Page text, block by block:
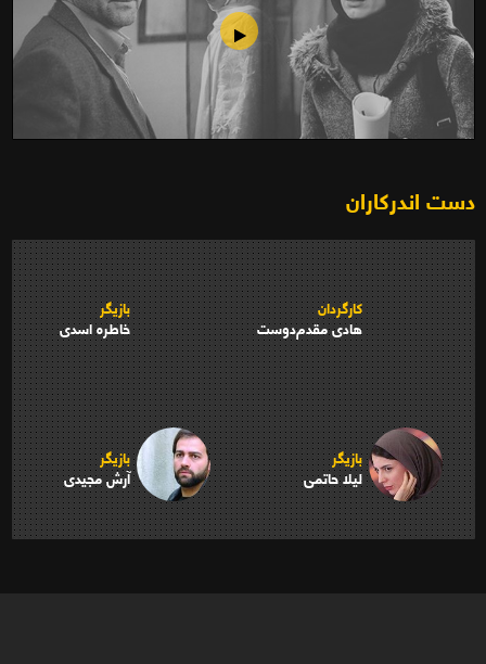
دست اندرکاران
کارگردان
هادی مقدم‌دوست
بازیگر
خاطره اسدی
بازیگر
لیلا حاتمی
بازیگر
آرش مجیدی